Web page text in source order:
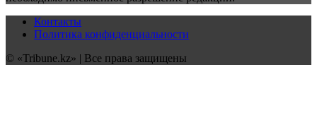
Контакты
Политика конфиденциальности
© «Tribune.kz» | Все права защищены